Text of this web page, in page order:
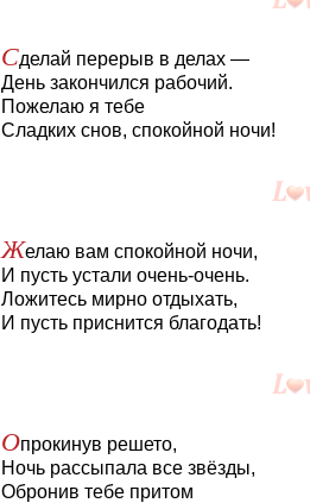
Сделай перерыв в делах —
День закончился рабочий.
Пожелаю я тебе
Сладких снов, спокойной ночи!
Желаю вам спокойной ночи,
И пусть устали очень-очень.
Ложитесь мирно отдыхать,
И пусть приснится благодать!
Опрокинув решето,
Ночь рассыпала все звёзды,
Обронив тебе притом